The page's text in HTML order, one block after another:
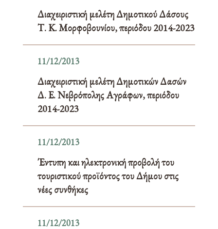
Διαχειριστική μελέτη Δημοτικού Δάσους
Τ. Κ. Μορφοβουνίου, περιόδου 2014-2023
11/12/2013
Διαχειριστική μελέτη Δημοτικών Δασών
Δ. Ε. Νεβρόπολης Αγράφων, περιόδου
2014-2023
11/12/2013
Έντυπη και ηλεκτρονική προβολή του
τουριστικού προϊόντος του Δήμου στις
νέες συνθήκες
11/12/2013